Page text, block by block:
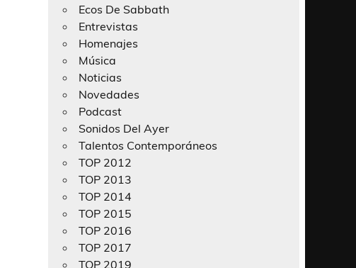
Ecos De Sabbath
Entrevistas
Homenajes
Música
Noticias
Novedades
Podcast
Sonidos Del Ayer
Talentos Contemporáneos
TOP 2012
TOP 2013
TOP 2014
TOP 2015
TOP 2016
TOP 2017
TOP 2019